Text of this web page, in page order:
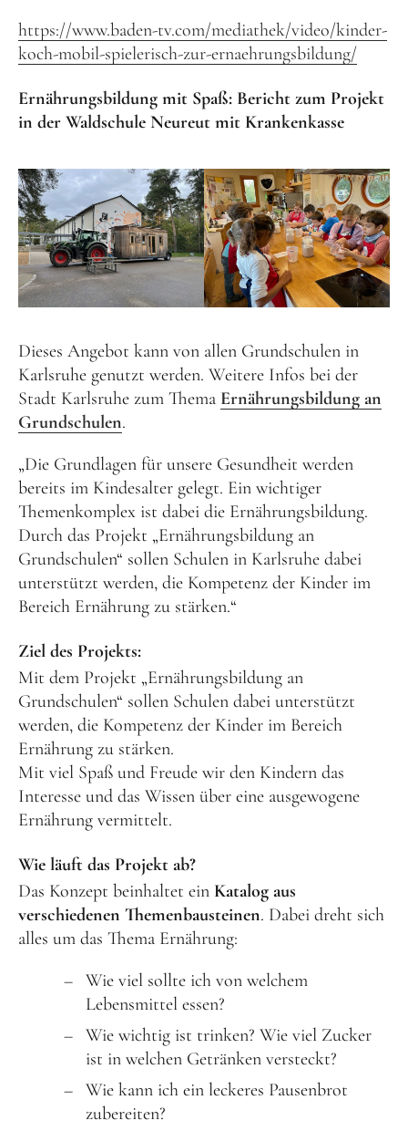
Offene Angebote
Werde Klimabotschafter:in
Outdoor Koch-Geburtstag
Kindergeburtstag im KiKoMo
Mitmachen
FSJ/BFD/FÖJ
Spenden
Kontakt
Instagram YouTube
https://www.baden-tv.com/mediathek/video/kinder-
koch-mobil-spielerisch-zur-ernaehrungsbildung/
Ernährungsbildung mit Spaß: Bericht zum Projekt
in der Waldschule Neureut mit Krankenkasse
Dieses Angebot kann von allen Grundschulen in
Karlsruhe genutzt werden. Weitere Infos bei der
Stadt Karlsruhe zum Thema Ernährungsbildung an
Grundschulen.
„Die Grundlagen für unsere Gesundheit werden
bereits im Kindesalter gelegt. Ein wichtiger
Themenkomplex ist dabei die Ernährungsbildung.
Durch das Projekt „Ernährungsbildung an
Grundschulen“ sollen Schulen in Karlsruhe dabei
unterstützt werden, die Kompetenz der Kinder im
Bereich Ernährung zu stärken.“
Ziel des Projekts:
Mit dem Projekt „Ernährungsbildung an
Grundschulen“ sollen Schulen dabei unterstützt
werden, die Kompetenz der Kinder im Bereich
Ernährung zu stärken.
Mit viel Spaß und Freude wir den Kindern das
Interesse und das Wissen über eine ausgewogene
Ernährung vermittelt.
Wie läuft das Projekt ab?
Das Konzept beinhaltet ein Katalog aus
verschiedenen Themenbausteinen. Dabei dreht sich
alles um das Thema Ernährung:
Wie viel sollte ich von welchem
Lebensmittel essen?
Wie wichtig ist trinken? Wie viel Zucker
ist in welchen Getränken versteckt?
Wie kann ich ein leckeres Pausenbrot
zubereiten?